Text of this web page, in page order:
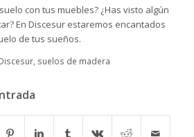
con tus muebles? ¿Has visto algún
En Discesurestaremos encantados
de tus sueños.
, suelos de madera